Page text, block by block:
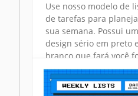
Modelo de Lista
Compras Semanal
Google Docs
Use nosso modelo de
de tarefas para
sua semana. Possui um
design sério em preto e
branco que fará você
nas tarefas que precisa
completar.